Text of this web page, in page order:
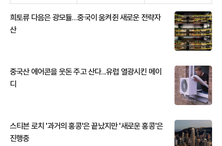
희토류 다음은 광모듈…중국이 움켜쥔 새로운 전략자
산
중국산 에어콘을 웃돈 주고 산다...유럽 열광시킨 메이
디
스티븐 로치 '과거의 홍콩'은 끝났지만 '새로운 홍콩'은
진행중